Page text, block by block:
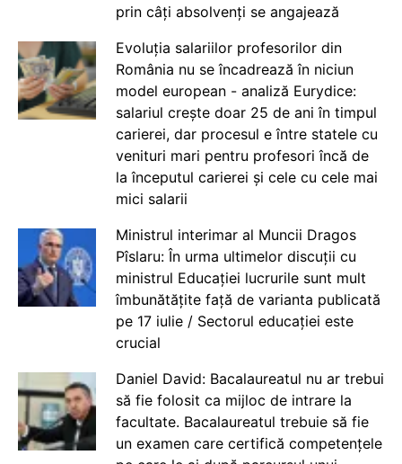
prin câți absolvenți se angajează
Evoluția salariilor profesorilor din
România nu se încadrează în niciun
model european - analiză Eurydice:
salariul crește doar 25 de ani în timpul
carierei, dar procesul e între statele cu
venituri mari pentru profesori încă de
la începutul carierei și cele cu cele mai
mici salarii
Ministrul interimar al Muncii Dragos
Pîslaru: În urma ultimelor discuții cu
ministrul Educației lucrurile sunt mult
îmbunătățite față de varianta publicată
pe 17 iulie / Sectorul educației este
crucial
Daniel David: Bacalaureatul nu ar trebui
să fie folosit ca mijloc de intrare la
facultate. Bacalaureatul trebuie să fie
un examen care certifică competențele